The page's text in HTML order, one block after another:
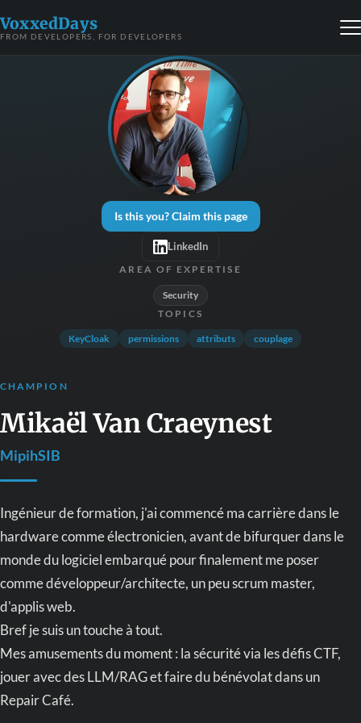
VoxxedDays
FROM DEVELOPERS, FOR DEVELOPERS
Is this you? Claim this page
LinkedIn
AREA OF EXPERTISE
Security
TOPICS
KeyCloak permissions attributs couplage
CHAMPION
Mikaël Van Craeynest
MipihSIB
Ingénieur de formation, j'ai commencé ma carrière dans le
hardware comme électronicien, avant de bifurquer dans le
monde du logiciel embarqué pour finalement me poser
comme développeur/architecte, un peu scrum master,
d'applis web.
Bref je suis un touche à tout.
Mes amusements du moment : la sécurité via les défis CTF,
jouer avec des LLM/RAG et faire du bénévolat dans un
Repair Café.